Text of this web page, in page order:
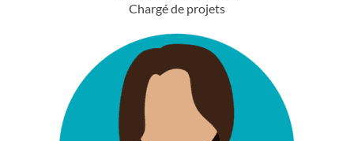
Chargé de projets